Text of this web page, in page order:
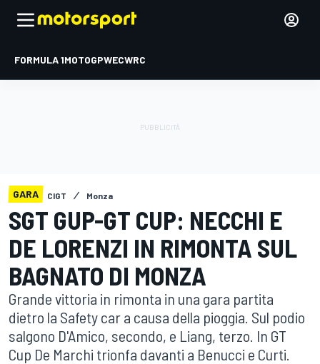
FORMULA 1MOTOGPWECWRC
GARA CIGT Monza
SGT GUP-GT CUP: NECCHI E
DE LORENZI IN RIMONTA SUL
BAGNATO DI MONZA
Grande vittoria in rimonta in una gara partita
dietro la Safety car a causa della pioggia. Sul podio
salgono D'Amico, secondo, e Liang, terzo. In GT
Cup De Marchi trionfa davanti a Benucci e Curti.